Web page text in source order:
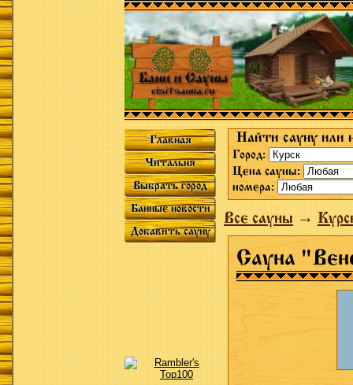
Главная
Читальня
Выбрать город
Банные новости
Добавить сауну
Найти сауну или
Город:
Цена сауны:
номера:
Все сауны→
Сауна